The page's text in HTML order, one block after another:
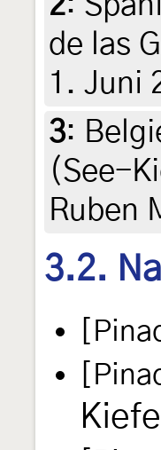
de las
1. Juni
3:
(See-
Ruben
3.2.